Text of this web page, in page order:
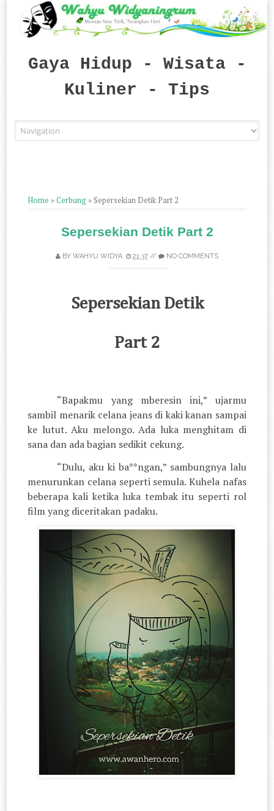
Gaya Hidup - Wisata -
Kuliner - Tips
Home »Cerbung » Sepersekian Detik Part 2
Sepersekian Detik Part 2
BY WAHYU WIDYA 21.37 // NO COMMENTS
Sepersekian Detik
Part 2
“Bapakmu yang mberesin ini,” ujarmu
sambil menarik celana jeans di kaki kanan sampai
ke lutut. Aku melongo. Ada luka menghitam di
sana dan ada bagian sedikit cekung.
“Dulu, aku ki ba**ngan,” sambungnya lalu
menurunkan celana seperti semula. Kuhela nafas
beberapa kali ketika luka tembak itu seperti rol
film yang diceritakan padaku.